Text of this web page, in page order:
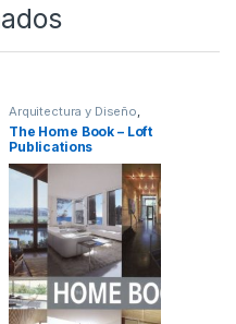
Arquitectura y Diseño,
Arquitectura y Urbanismo
Afines,Decoración,Decoración
y Muebles,Diseño
Ingeniería Industrial,Interes
General Profesionales y
tecnicos
The Home Book – Loft
Publications